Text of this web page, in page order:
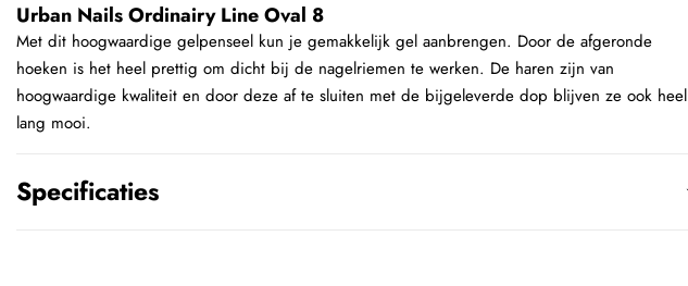
Urban Nails Ordinairy Line Oval 8
Met dit hoogwaardige gelpenseel kun je gemakkelijk gel aanbrengen. Door de afgeronde
hoeken is het heel prettig om dicht bij de nagelriemen te werken. De haren zijn van
hoogwaardige kwaliteit en door deze af te sluiten met de bijgeleverde dop blijven ze ook heel
lang mooi.
Specificaties